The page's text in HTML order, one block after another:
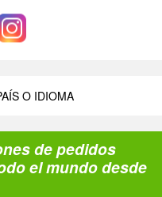
O IDIOMA
de pedidos
el mundo desde